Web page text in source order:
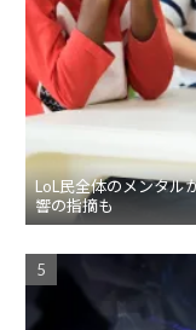
LoL民全体のメンタル
響の指摘も